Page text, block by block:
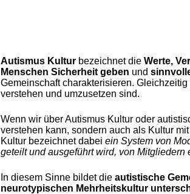
Autismus Kulturbezeichnet die Werte,
Menschen Sicherheit geben und
Gemeinschaft charakterisieren.
verstehen und umzusetzen sind.
Wenn wir über Autismus Kultur oder
verstehen kann, sondern auch als Kultur
Kultur bezeichnet dabei ein System von
geteilt und ausgeführt wird, von Mitgliedern
In diesem Sinne bildet die autistische
neurotypischen Mehrheitskultur